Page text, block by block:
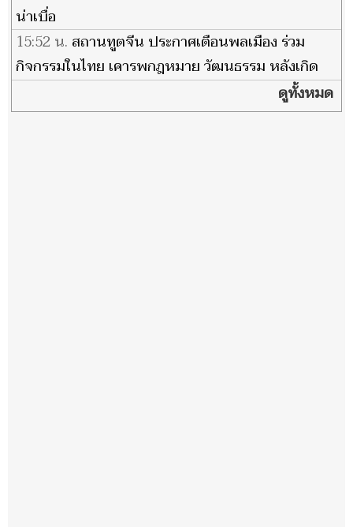
น่าเบื่อ
15:52 น. สถานทูตจีน ประกาศเตือนพลเมือง ร่วม
กิจกรรมในไทย เคารพกฎหมาย วัฒนธรรม หลังเกิด
ดูทั้งหมด